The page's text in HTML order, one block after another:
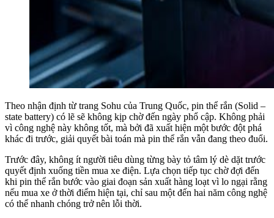
Theo nhận định từ trang Sohu của Trung Quốc, pin thể rắn (Solid –
state battery) có lẽ sẽ không kịp chờ đến ngày phổ cập. Không phải
vì công nghệ này không tốt, mà bởi đã xuất hiện một bước đột phá
khác đi trước, giải quyết bài toán mà pin thể rắn vẫn đang theo đuổi.
Trước đây, không ít người tiêu dùng từng bày tỏ tâm lý dè dặt trước
quyết định xuống tiền mua xe điện. Lựa chọn tiếp tục chờ đợi đến
khi pin thể rắn bước vào giai đoạn sản xuất hàng loạt vì lo ngại rằng
nếu mua xe ở thời điểm hiện tại, chỉ sau một đến hai năm công nghệ
có thể nhanh chóng trở nên lỗi thời.